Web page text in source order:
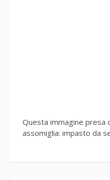
Questa immagine presa
assomiglia: impasto da